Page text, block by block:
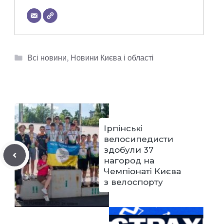
Категорії
Всі новини, Новини Києва і області
Ірпінські
велосипедисти
здобули 37
нагород на
Чемпіонаті Києва
з велоспорту